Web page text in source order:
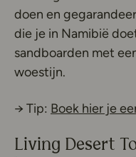
doen en
die je in Namibië
sandboarden met
woestijn.
→ Tip: Boek hier je
Living Desert